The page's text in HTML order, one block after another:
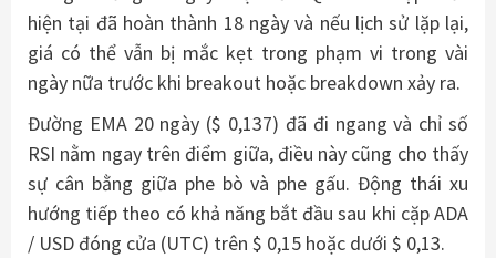
hiện tại đã hoàn thành 18 ngày và nếu lịch sử lặp lại,
giá có thể vẫn bị mắc kẹt trong phạm vi trong vài
ngày nữa trước khi breakout hoặc breakdown xảy ra.
Đường EMA 20 ngày ($ 0,137) đã đi ngang và chỉ số
RSI nằm ngay trên điểm giữa, điều này cũng cho thấy
sự cân bằng giữa phe bò và phe gấu. Động thái xu
hướng tiếp theo có khả năng bắt đầu sau khi cặp ADA
/ USD đóng cửa (UTC) trên $ 0,15 hoặc dưới $ 0,13.